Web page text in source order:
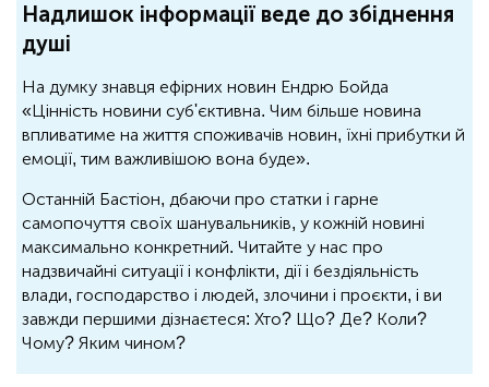
Надлишок інформації веде до збіднення
душі
На думку знавця ефірних новин Ендрю Бойда
«Цінність новини суб'єктивна. Чим більше новина
впливатиме на життя споживачів новин, їхні прибутки й
емоції, тим важливішою вона буде».
Останній Бастіон, дбаючи про статки і гарне
самопочуття своїх шанувальників, у кожній новині
максимально конкретний. Читайте у нас про
надзвичайні ситуації і конфлікти, дії і бездіяльність
влади, господарство і людей, злочини і проєкти, і ви
завжди першими дізнаєтеся: Хто? Що? Де? Коли?
Чому? Яким чином?